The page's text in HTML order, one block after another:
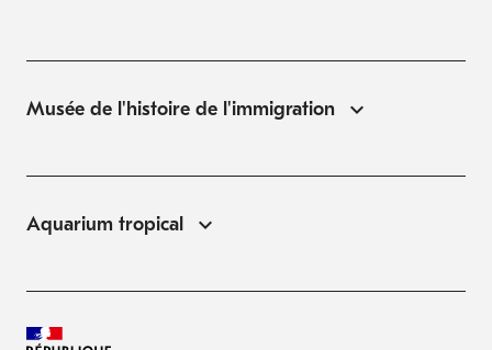
Musée de l'histoire de l'immigration
Aquarium tropical